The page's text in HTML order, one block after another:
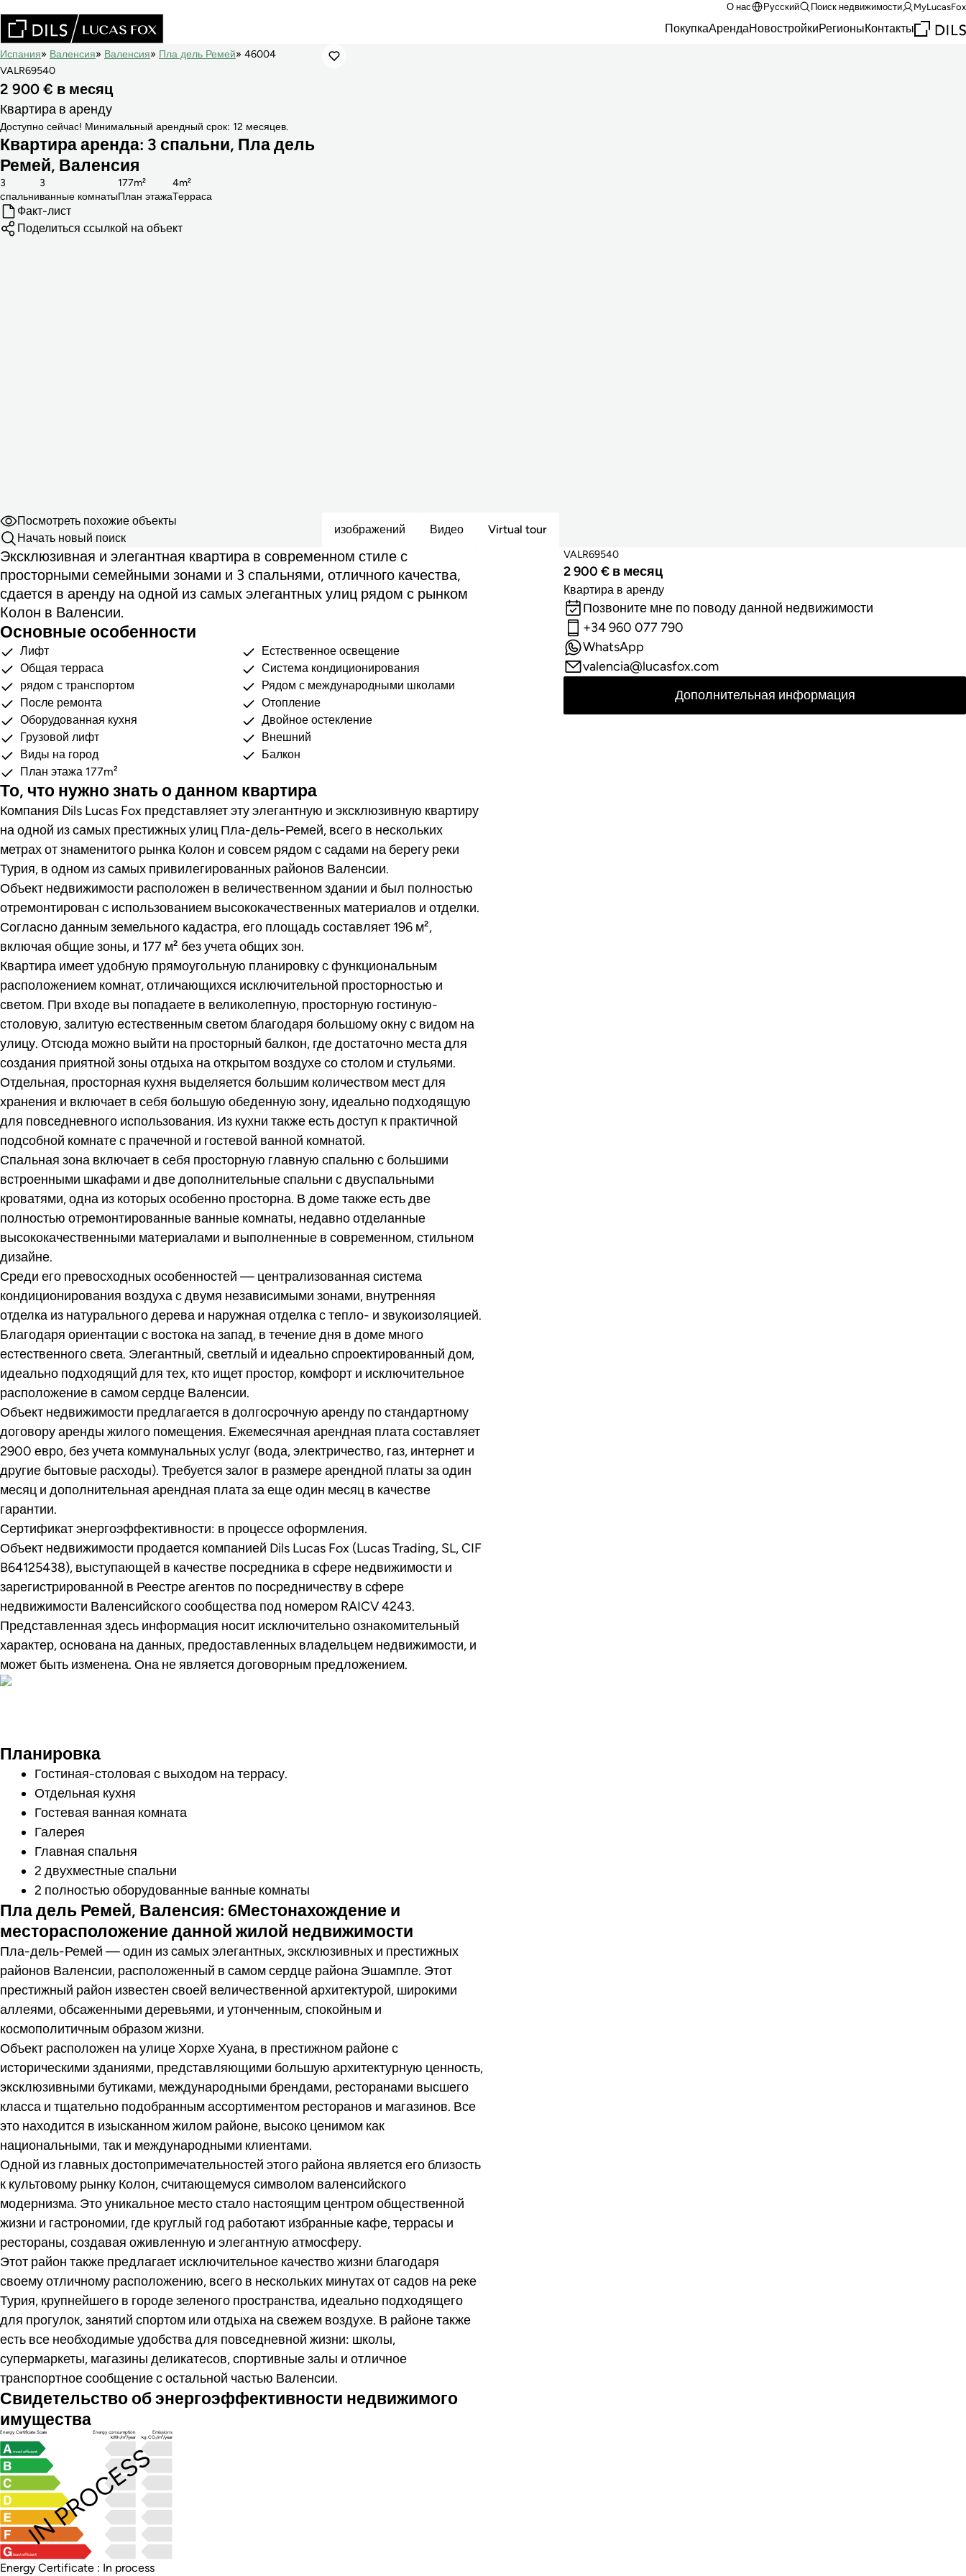
О нас Русский Поиск недвижимости MyLucasFox
ПокупкаАрендаНовостройкиРегионыКонтакты
изображений Видео Virtual tour
Испания Валенсия Валенсия Пла дель Ремей
46004
VALR69540
2 900 € в месяц
Квартира в аренду
Доступно сейчас! Минимальный арендный срок: 12 месяцев.
Квартира аренда: 3 спальни, Пла дель
Ремей, Валенсия
cпальни
3
ванные комнаты
3
План этажа
177m²
Терраса
4m²
Факт-лист
Поделиться ссылкой на объект
Посмотреть похожие объекты
Начать новый поиск
Эксклюзивная и элегантная квартира в современном стиле с
просторными семейными зонами и 3 спальнями, отличного качества,
сдается в аренду на одной из самых элегантных улиц рядом с рынком
Колон в Валенсии.
Основные особенности
Лифт
Естественное освещение
Общая терраса
Система кондиционирования
рядом с транспортом
Рядом с международными школами
После ремонта
Отопление
Оборудованная кухня
Двойное остекление
Грузовой лифт
Внешний
Виды на город
Балкон
План этажа 177m²
То, что нужно знать о данном квартира
Компания Dils Lucas Fox представляет эту элегантную и эксклюзивную квартиру
на одной из самых престижных улиц Пла-дель-Ремей, всего в нескольких
метрах от знаменитого рынка Колон и совсем рядом с садами на берегу реки
Турия, в одном из самых привилегированных районов Валенсии.
Объект недвижимости расположен в величественном здании и был полностью
отремонтирован с использованием высококачественных материалов и отделки.
Согласно данным земельного кадастра, его площадь составляет 196 м²,
включая общие зоны, и 177 м² без учета общих зон.
Квартира имеет удобную прямоугольную планировку с функциональным
расположением комнат, отличающихся исключительной просторностью и
светом. При входе вы попадаете в великолепную, просторную гостиную-
столовую, залитую естественным светом благодаря большому окну с видом на
улицу. Отсюда можно выйти на просторный балкон, где достаточно места для
создания приятной зоны отдыха на открытом воздухе со столом и стульями.
Отдельная, просторная кухня выделяется большим количеством мест для
хранения и включает в себя большую обеденную зону, идеально подходящую
для повседневного использования. Из кухни также есть доступ к практичной
подсобной комнате с прачечной и гостевой ванной комнатой.
Спальная зона включает в себя просторную главную спальню с большими
встроенными шкафами и две дополнительные спальни с двуспальными
кроватями, одна из которых особенно просторна. В доме также есть две
полностью отремонтированные ванные комнаты, недавно отделанные
высококачественными материалами и выполненные в современном, стильном
дизайне.
Среди его превосходных особенностей — централизованная система
кондиционирования воздуха с двумя независимыми зонами, внутренняя
отделка из натурального дерева и наружная отделка с тепло- и звукоизоляцией.
Благодаря ориентации с востока на запад, в течение дня в доме много
естественного света. Элегантный, светлый и идеально спроектированный дом,
идеально подходящий для тех, кто ищет простор, комфорт и исключительное
расположение в самом сердце Валенсии.
Объект недвижимости предлагается в долгосрочную аренду по стандартному
договору аренды жилого помещения. Ежемесячная арендная плата составляет
2900 евро, без учета коммунальных услуг (вода, электричество, газ, интернет и
другие бытовые расходы). Требуется залог в размере арендной платы за один
месяц и дополнительная арендная плата за еще один месяц в качестве
гарантии.
Сертификат энергоэффективности: в процессе оформления.
Объект недвижимости продается компанией Dils Lucas Fox (Lucas Trading, SL, CIF
B64125438), выступающей в качестве посредника в сфере недвижимости и
зарегистрированной в Реестре агентов по посредничеству в сфере
недвижимости Валенсийского сообщества под номером RAICV 4243.
Представленная здесь информация носит исключительно ознакомительный
характер, основана на данных, предоставленных владельцем недвижимости, и
может быть изменена. Она не является договорным предложением.
Планировка
Гостиная-столовая с выходом на террасу.
Отдельная кухня
Гостевая ванная комната
Галерея
Главная спальня
2 двухместные спальни
2 полностью оборудованные ванные комнаты
Пла дель Ремей, Валенсия: 6Местонахождение и
месторасположение данной жилой недвижимости
Пла-дель-Ремей — один из самых элегантных, эксклюзивных и престижных
районов Валенсии, расположенный в самом сердце района Эшампле. Этот
престижный район известен своей величественной архитектурой, широкими
аллеями, обсаженными деревьями, и утонченным, спокойным и
космополитичным образом жизни.
Объект расположен на улице Хорхе Хуана, в престижном районе с
историческими зданиями, представляющими большую архитектурную ценность,
эксклюзивными бутиками, международными брендами, ресторанами высшего
класса и тщательно подобранным ассортиментом ресторанов и магазинов. Все
это находится в изысканном жилом районе, высоко ценимом как
национальными, так и международными клиентами.
Одной из главных достопримечательностей этого района является его близость
к культовому рынку Колон, считающемуся символом валенсийского
модернизма. Это уникальное место стало настоящим центром общественной
жизни и гастрономии, где круглый год работают избранные кафе, террасы и
рестораны, создавая оживленную и элегантную атмосферу.
Этот район также предлагает исключительное качество жизни благодаря
своему отличному расположению, всего в нескольких минутах от садов на реке
Турия, крупнейшего в городе зеленого пространства, идеально подходящего
для прогулок, занятий спортом или отдыха на свежем воздухе. В районе также
есть все необходимые удобства для повседневной жизни: школы,
супермаркеты, магазины деликатесов, спортивные залы и отличное
транспортное сообщение с остальной частью Валенсии.
Свидетельство об энергоэффективности недвижимого
имущества
Energy Certificate Scale
Energy consumption
kWh/m²/year
Emissions
kg CO₂/m²/year
most efficient
least efficient
IN PROCESS
Energy Certificate : In process
VALR69540
2 900 € в месяц
Квартира в аренду
Позвоните мне по поводу данной недвижимости
+34 960 077 790
WhatsApp
valencia@lucasfox.com
Дополнительная информация